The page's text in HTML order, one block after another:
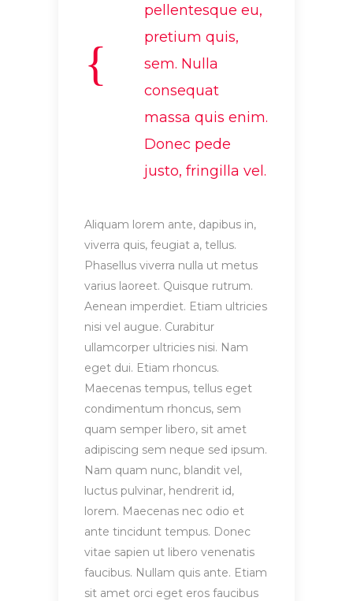
pellentesque eu,
pretium quis,
sem. Nulla
consequat
massa quis enim.
Donec pede
justo, fringilla vel.
Aliquam lorem ante, dapibus in,
viverra quis, feugiat a, tellus.
Phasellus viverra nulla ut metus
varius laoreet. Quisque rutrum.
Aenean imperdiet. Etiam ultricies
nisi vel augue. Curabitur
ullamcorper ultricies nisi. Nam
eget dui. Etiam rhoncus.
Maecenas tempus, tellus eget
condimentum rhoncus, sem
quam semper libero, sit amet
adipiscing sem neque sed ipsum.
Nam quam nunc, blandit vel,
luctus pulvinar, hendrerit id,
lorem. Maecenas nec odio et
ante tincidunt tempus. Donec
vitae sapien ut libero venenatis
faucibus. Nullam quis ante. Etiam
sit amet orci eget eros faucibus